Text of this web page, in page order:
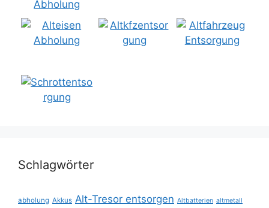
Schlagwörter
abholung Akkus Alt-Tresor entsorgen Altbatterien altmetall